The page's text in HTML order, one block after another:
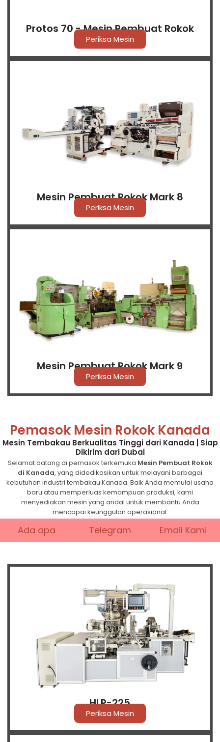
Protos 70 - Mesin Pembuat Rokok
Periksa Mesin
Mesin Pembuat Rokok Mark 8
Periksa Mesin
Mesin Pembuat Rokok Mark 9
Periksa Mesin
Pemasok Mesin Rokok Kanada
Mesin Tembakau Berkualitas Tinggi dari Kanada | Siap
Dikirim dari Dubai
Selamat datang di pemasok terkemuka Mesin Pembuat Rokok
di Kanada, yang didedikasikan untuk melayani berbagai
kebutuhan industri tembakau Kanada. Baik Anda memulai usaha
baru atau memperluas kemampuan produksi, kami
menyediakan mesin yang andal untuk membantu Anda
mencapai keunggulan operasional.
Ada apa Telegram Email Kami
HLP-225
Periksa Mesin